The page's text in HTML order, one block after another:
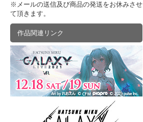
※メールの送信及び商品の発送をお休みさせ
て頂きます。
作品関連リンク